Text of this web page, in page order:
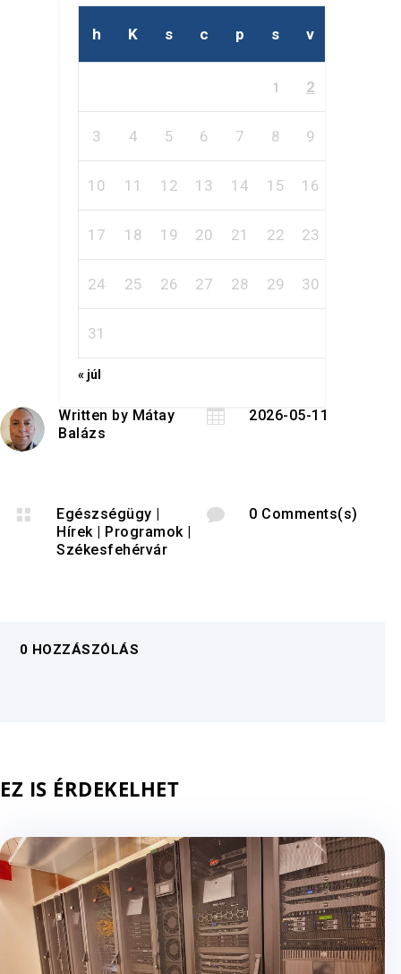
h K s c p s v
1 2
3 4 5 6 7 8 9
10 11 12 13 14 15 16
17 18 19 20 21 22 23
24 25 26 27 28 29 30
31
« júl
Written by Mátay
Balázs
 2026-05-11
 Egészségügy |
Hírek| Programok|
Székesfehérvár
 0 Comments(s)
0 HOZZÁSZÓLÁS
EZ IS ÉRDEKELHET